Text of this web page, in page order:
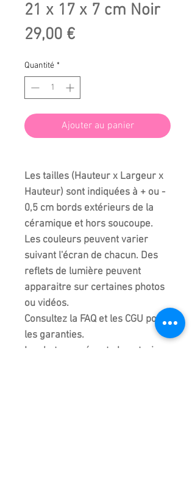
21 x 17 x 7 cm Noir
29,00 €Prix
Quantité *
Ajouter au panier
Les tailles (Hauteur x Largeur x
Hauteur) sont indiquées à + ou -
0,5 cm bords extérieurs de la
céramique et hors soucoupe.
Les couleurs peuvent varier
suivant l'écran de chacun. Des
reflets de lumière peuvent
apparaitre sur certaines photos
ou vidéos.
Consultez la FAQ et les CGU pour
les garanties.
La photo représente la poterie